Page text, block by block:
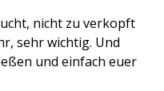
nicht zu verkopft
sehr wichtig. Und
und einfach euer